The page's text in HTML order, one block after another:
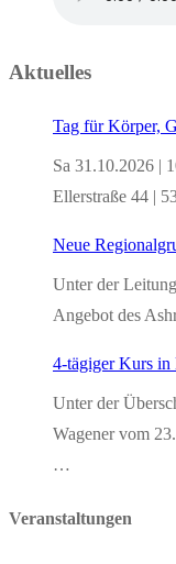
Aktuelles
Tag für Körper,
Sa 31.10.2026 |
Ellerstraße 44 |
Neue
Unter der
Angebot des
4-tägiger Kurs
Unter der
Wagener vom
…
Veranstaltungen